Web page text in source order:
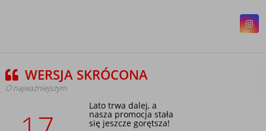
WERSJA SKRÓCONA
O najważniejszym
Lato trwa dalej, a
nasza promocja stała
się jeszcze gorętsza!